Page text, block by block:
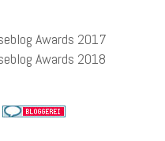
Awards 2017
Awards 2018